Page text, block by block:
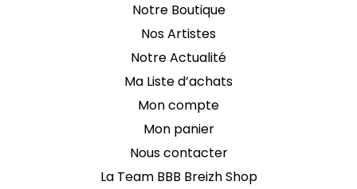
Notre Boutique
Nos Artistes
Notre Actualité
Ma Liste d’achats
Mon compte
Mon panier
Nous contacter
La Team BBB Breizh Shop